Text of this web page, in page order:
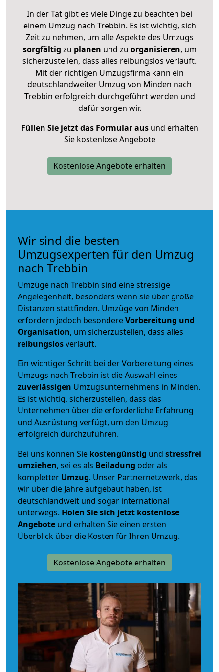
In der Tat gibt es viele Dinge zu beachten bei
einem Umzug nach Trebbin. Es ist wichtig, sich
Zeit zu nehmen, um alle Aspekte des Umzugs
sorgfältig zu planen und zu organisieren, um
sicherzustellen, dass alles reibungslos verläuft.
Mit der richtigen Umzugsfirma kann ein
deutschlandweiter Umzug von Minden nach
Trebbin erfolgreich durchgeführt werden und
dafür sorgen wir.
Füllen Sie jetzt das Formular ausund erhalten
Sie kostenlose Angebote
Kostenlose Angebote erhalten
Wir sind die besten
Umzugsexperten für den Umzug
nach Trebbin
Umzüge nach Trebbin sind eine stressige
Angelegenheit, besonders wenn sie über große
Distanzen stattfinden. Umzüge von Minden
erfordern jedoch besondereVorbereitung und
Organisation, um sicherzustellen, dass alles
reibungslosverläuft.
Ein wichtiger Schritt bei der Vorbereitung eines
Umzugs nach Trebbin ist die Auswahl eines
zuverlässigen Umzugsunternehmens in Minden.
Es ist wichtig, sicherzustellen, dass das
Unternehmen über die erforderliche Erfahrung
und Ausrüstung verfügt, um den Umzug
erfolgreich durchzuführen.
Bei uns können Sie kostengünstig und stressfrei
umziehen, sei es als Beiladung oder als
kompletter Umzug. Unser Partnernetzwerk, das
wir über die Jahre aufgebaut haben, ist
deutschlandweit und sogar international
unterwegs. Holen Sie sich jetzt kostenlose
Angebote und erhalten Sie einen ersten
Überblick über die Kosten für Ihren Umzug.
Kostenlose Angebote erhalten